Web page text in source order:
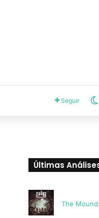
Seguir
Últimas
The